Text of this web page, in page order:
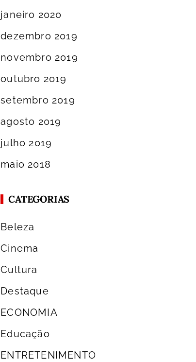
janeiro 2020
dezembro 2019
novembro 2019
outubro 2019
setembro 2019
agosto 2019
julho 2019
maio 2018
CATEGORIAS
Beleza
Cinema
Cultura
Destaque
ECONOMIA
Educação
ENTRETENIMENTO